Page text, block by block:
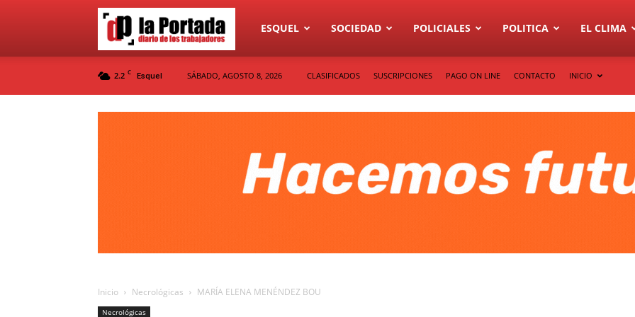
Diario
ESQUEL SOCIEDAD POLICIALES POLITICA EL CLIMA
2.2 C Esquel SÁBADO, AGOSTO 8, 2026 CLASIFICADOS SUSCRIPCIONES PAGO ON LINE CONTACTO INICIO
Inicio Necrológicas MARÍA ELENA MENÉNDEZ BOU
Necrológicas